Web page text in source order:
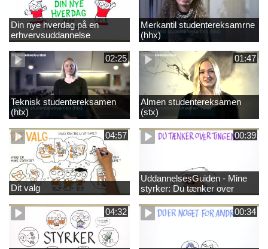
Din nye hverdag på en
erhvervsuddannelse
Merkantil studentereksamrne
(hhx)
02:25
Teknisk studentereksamen
(htx)
01:47
Almen studentereksamen
(stx)
04:57
Dit valg
00:39
UddannelsesGuiden - Mine
styrker: Du tænker over
tingene
04:32
00:34